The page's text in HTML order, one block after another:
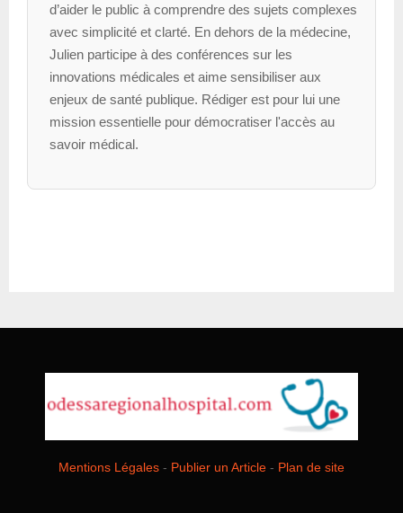
d’aider le public à comprendre des sujets complexes
avec simplicité et clarté. En dehors de la médecine,
Julien participe à des conférences sur les
innovations médicales et aime sensibiliser aux
enjeux de santé publique. Rédiger est pour lui une
mission essentielle pour démocratiser l'accès au
savoir médical.
Mentions Légales - Publier un Article - Plan de site